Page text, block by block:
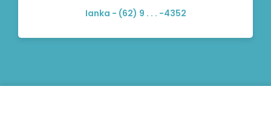
Ianka - (62) 9 . . . -4352